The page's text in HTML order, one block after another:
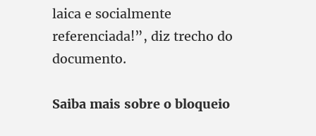
laica e socialmente
referenciada!”, diz trecho do
documento.
Saiba mais sobre o bloqueio